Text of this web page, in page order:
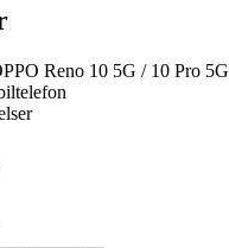
Reno 10 5G / 10 Pro 5G